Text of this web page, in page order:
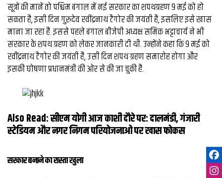
सूत्रों की मानें तो पश्चिम बंगाल में नई सरकार का शपथग्रहण 9 मई को हो
सकता है, इसी दिन गुरुदेव रवींद्रनाथ टैगोर की जयंती है, इसलिए इसे खास
माना जा रहा है. इससे पहले बंगाल बीजेपी अध्यक्ष समिक भट्टाचार्य ने भी
सरकार के शपथ ग्रहण को लेकर जानकारी दी थी. उन्होंने कहा कि 9 मई को
रवींद्रनाथ टैगोर की जयंती है, उसी दिन शपथ ग्रहण समारोह होगा और
इसकी घोषणा प्रधानमंत्री की ओर से की जा चुकी है.
Also Read:सीएम योगी आज काशी दौरे पर: दालमंडी, गंजारी
स्टेडियम और नगर निगम परियोजनाओं पर खास फोकस
सरकार बनाने का रास्ता खुला